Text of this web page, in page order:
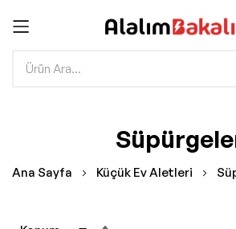
Ana Sayfa Küçük Ev Aletleri